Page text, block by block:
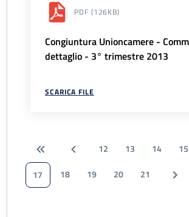
PDF (126KB)
Congiuntura Unioncamere -
dettaglio - 3° trimestre 2013
SCARICA FILE
12 13 14 15
17
18 19 20 21